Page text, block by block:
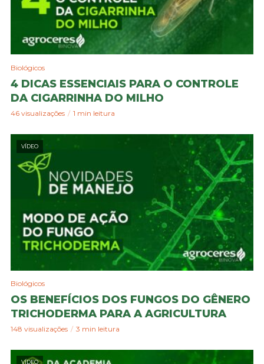
Biológicos
4 DICAS ESSENCIAIS PARA O CONTROLE
DA CIGARRINHA DO MILHO
46 visualizações 1 min leitura
VÍDEO
Biológicos
OS BENEFÍCIOS DOS FUNGOS DO GÊNERO
TRICHODERMA PARA A AGRICULTURA
148 visualizações 3 min leitura
VÍDEO